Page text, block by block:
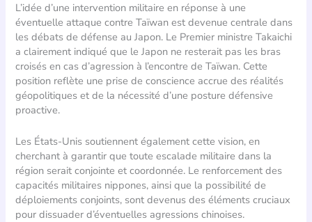
L’idée d’une intervention militaire en réponse à une
éventuelle attaque contre Taïwan est devenue centrale dans
les débats de défense au Japon. Le Premier ministre Takaichi
a clairement indiqué que le Japon ne resterait pas les bras
croisés en cas d’agression à l’encontre de Taïwan. Cette
position reflète une prise de conscience accrue des réalités
géopolitiques et de la nécessité d’une posture défensive
proactive.
Les États-Unis soutiennent également cette vision, en
cherchant à garantir que toute escalade militaire dans la
région serait conjointe et coordonnée. Le renforcement des
capacités militaires nippones, ainsi que la possibilité de
déploiements conjoints, sont devenus des éléments cruciaux
pour dissuader d’éventuelles agressions chinoises.